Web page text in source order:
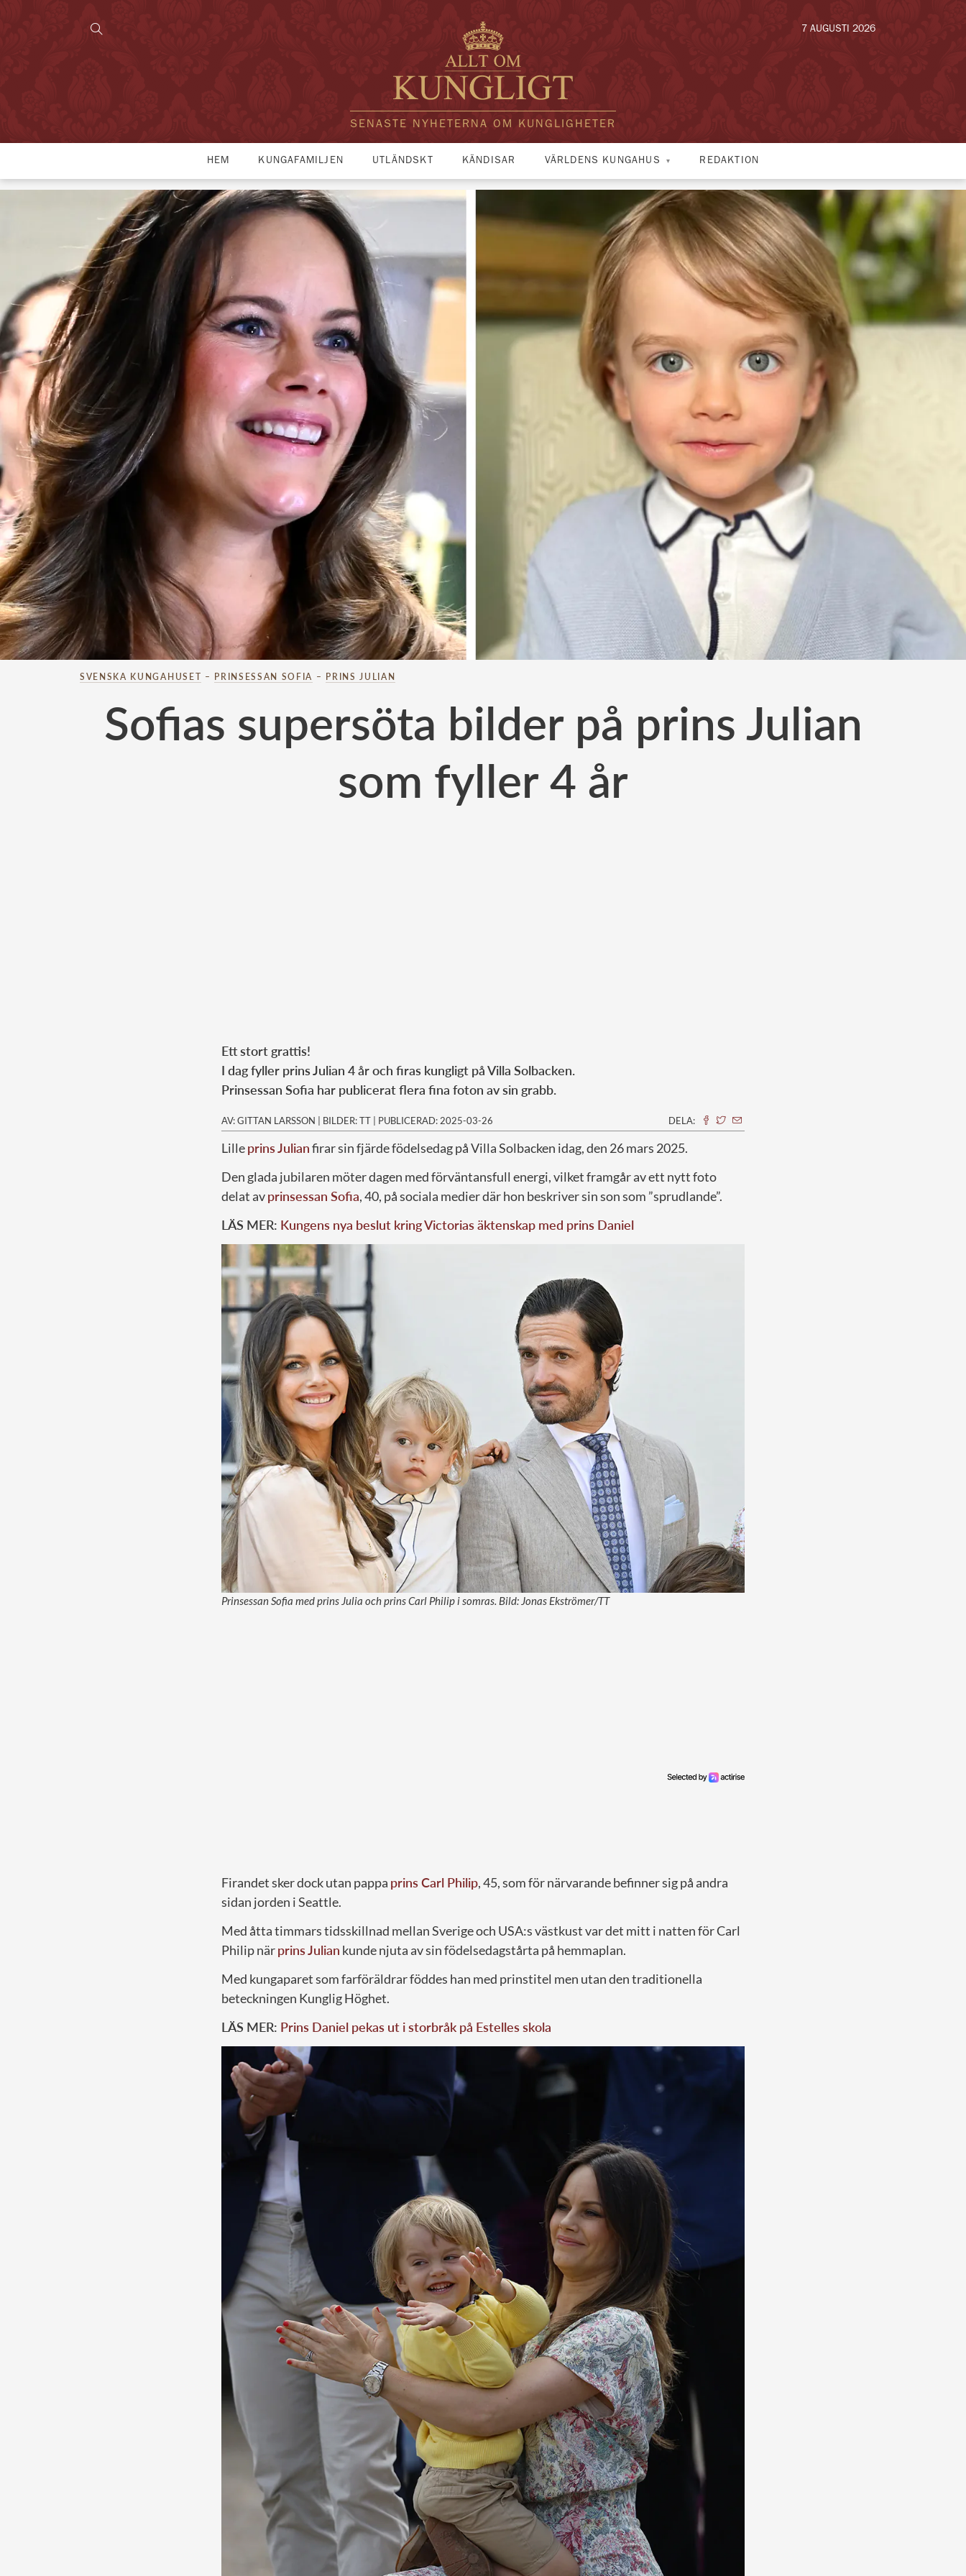
SENASTE NYHETERNA OM KUNGLIGHETER
7 AUGUSTI 2026
HEM KUNGAFAMILJEN UTLÄNDSKT KÄNDISAR VÄRLDENS KUNGAHUS REDAKTION
SVENSKA KUNGAHUSET – PRINSESSAN SOFIA – PRINS JULIAN
Sofias supersöta bilder på prins Julian
som fyller 4 år
Ett stort grattis!
I dag fyller prins Julian 4 år och firas kungligt på Villa Solbacken.
Prinsessan Sofia har publicerat flera fina foton av sin grabb.
AV: GITTAN LARSSON | BILDER: TT | PUBLICERAD: 2025-03-26 DELA:
Lilleprins Julianfirar sin fjärde födelsedag på Villa Solbacken idag, den 26 mars 2025.
Den glada jubilaren möter dagen med förväntansfull energi, vilket framgår av ett nytt foto
delat avprinsessan Sofia, 40, på sociala medier där hon beskriver sin son som ”sprudlande”.
LÄS MER: Kungens nya beslut kring Victorias äktenskap med prins Daniel
Prinsessan Sofia med prins Julia och prins Carl Philip i somras. Bild: Jonas Ekströmer/TT
Firandet sker dock utan pappa prins Carl Philip, 45, som för närvarande befinner sig på andra
sidan jorden i Seattle.
Med åtta timmars tidsskillnad mellan Sverige och USA:s västkust var det mitt i natten för Carl
Philip närprins Julian kunde njuta av sin födelsedagstårta på hemmaplan.
Med kungaparet som farföräldrar föddes han med prinstitel men utan den traditionella
beteckningen Kunglig Höghet.
LÄS MER: Prins Daniel pekas ut i storbråk på Estelles skola